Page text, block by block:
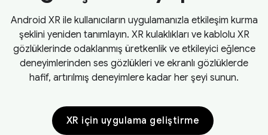
Android XR ile kullanıcıların uygulamanızla etkileşim kurma
şeklini yeniden tanımlayın. XR kulaklıkları ve kablolu XR
gözlüklerinde odaklanmış üretkenlik ve etkileyici eğlence
deneyimlerinden ses gözlükleri ve ekranlı gözlüklerde
hafif, artırılmış deneyimlere kadar her şeyi sunun.
XR için uygulama geliştirme